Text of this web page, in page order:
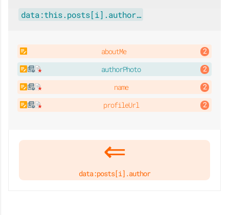
data:this.posts[i].author…
aboutMe
authorPhoto
name
profileUrl
data:posts[i].author